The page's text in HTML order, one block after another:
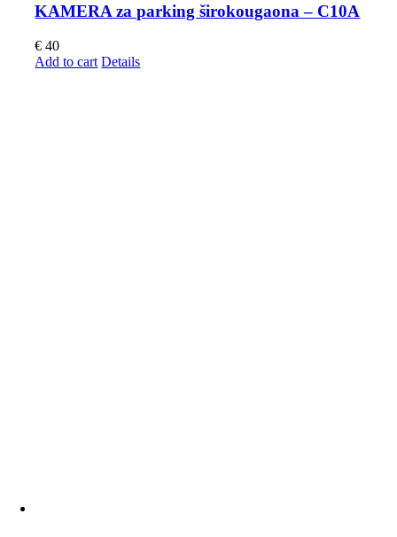
KAMERA za parking širokougaona – C10A
€ 40
Add to cart Details